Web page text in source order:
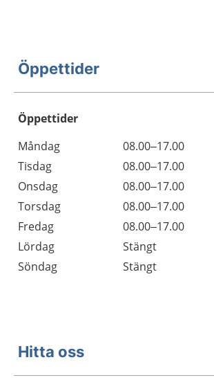
Öppettider
Öppettider
Dag
Öppettider
Kommentarer
Måndag
08.00–17.00
Tisdag
08.00–17.00
Onsdag
08.00–17.00
Torsdag
08.00–17.00
Fredag
08.00–17.00
Lördag
Stängt
Söndag
Stängt
Hitta oss